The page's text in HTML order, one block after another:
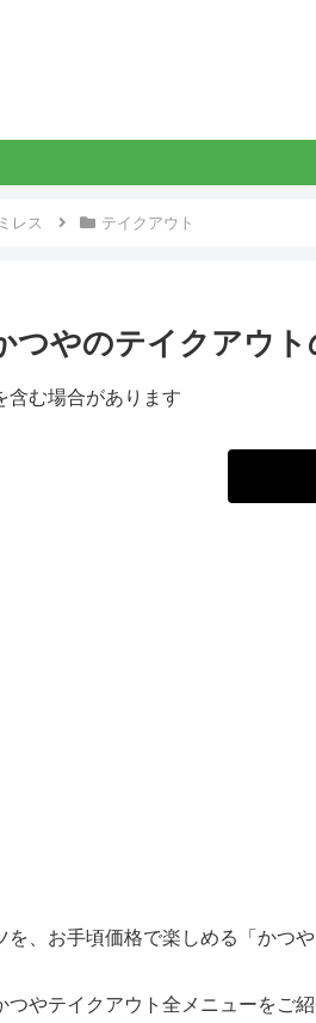
レス テイクアウト
つやのテイクアウ
む場合があります
を、お手頃価格で楽しめる「かつ
つやテイクアウト全メニューをご